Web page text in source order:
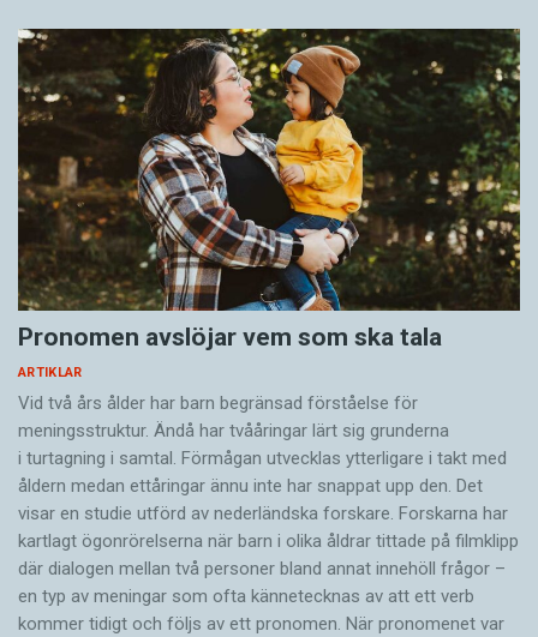
ett givet verb, starka böjningsformer känns
främmande och så vidare.
Ordförrådet utökas som sagt under hela livet.
Ibland händer det att språkkänslan reagerar när
nya ord börjar användas, kanske särskilt vid
översättningslån. På en blogg läste jag:
"Sen när jag gick i gymnasiet blev det lite mer
komplicerat; jag kände mig inte bekväm med
att bli definierad som tjej"
Adjektivet bekväm har länge använts om
personer med betydelsen 'lat, maklig'. Uttrycket
vara/känna sig bekväm med något kommer från
engelskans be comfortable with. Det uttrycket
verkar vara på god väg att etableras i svenskan.
känner till, eller en omtolkning av det.
I Lund har Merle Horne, Magnus Lindgren och
Mikael Roll med hjälp av denna metod
undersökt hur försökspersoner reagerar på
satser som
”Ni köpte inte färgen men ni målade ändå”
”Ni köpte färgen inte men ni målade ändå”
”Ni köpte den inte men ni målade ändå”
Resultaten visar en signifikant skillnad i
hjärnaktivitet mellan hur försökspersoner
reagerar när de läser den grammatiska satsen i
det första exemplet och den ogrammatiska
Pronomen avslöjar vem som ska tala
ARTIKLAR
Vid två års ålder har barn begränsad förståelse för
meningsstruktur. Ändå har tvååringar lärt sig grunderna
i turtagning i samtal. Förmågan utvecklas ytterligare i takt med
åldern medan ettåringar ännu inte har snappat upp den. Det
visar en studie utförd av nederländska forskare. Forskarna har
kartlagt ögonrörelserna när barn i olika åldrar tittade på filmklipp
där dialogen mellan två personer bland annat innehöll frågor –
en typ av meningar som ofta kännetecknas av att ett verb
kommer tidigt och följs av ett pronomen. När pronomenet var